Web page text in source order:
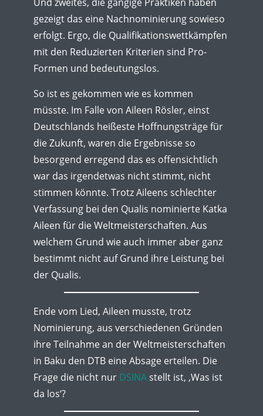
gezeigt das eine Nachnominierung sowieso
erfolgt. Ergo, die Qualifikationswettkämpfen
mit den Reduzierten Kriterien sind Pro-
Formen und bedeutungslos.
So ist es gekommen wie es kommen
müsste. Im Falle von Aileen Rösler, einst
Deutschlands heißeste Hoffnungsträge für
die Zukunft, waren die Ergebnisse so
besorgend erregend das es offensichtlich
war das irgendetwas nicht stimmt, nicht
stimmen könnte. Trotz Aileens schlechter
Verfassung bei den Qualis nominierte Katka
Aileen für die Weltmeisterschaften. Aus
welchem Grund wie auch immer aber ganz
bestimmt nicht auf Grund ihre Leistung bei
der Qualis.
Ende vom Lied, Aileen musste, trotz
Nominierung, aus verschiedenen Gründen
ihre Teilnahme an der Weltmeisterschaften
in Baku den DTB eine Absage erteilen. Die
Frage die nicht nur DSINAstellt ist, ‚Was ist
da los‘?